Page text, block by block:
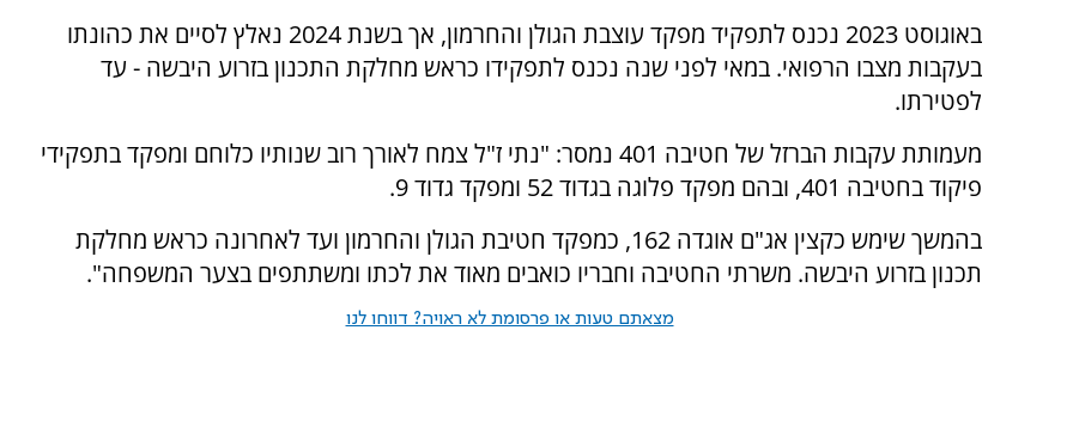
באוגוסט 2023 נכנס לתפקיד מפקד עוצבת הגולן והחרמון, אך בשנת 2024 נאלץ לסיים את כהונתו
בעקבות מצבו הרפואי. במאי לפני שנה נכנס לתפקידו כראש מחלקת התכנון בזרוע היבשה - עד
לפטירתו.
מעמותת עקבות הברזל של חטיבה 401 נמסר: "נתי ז"ל צמח לאורך רוב שנותיו כלוחם ומפקד בתפקידי
פיקוד בחטיבה 401, ובהם מפקד פלוגה בגדוד 52 ומפקד גדוד 9.
בהמשך שימש כקצין אג"ם אוגדה 162, כמפקד חטיבת הגולן והחרמון ועד לאחרונה כראש מחלקת
תכנון בזרוע היבשה. משרתי החטיבה וחבריו כואבים מאוד את לכתו ומשתתפים בצער המשפחה".
מצאתם טעות או פרסומת לא ראויה? דווחו לנו